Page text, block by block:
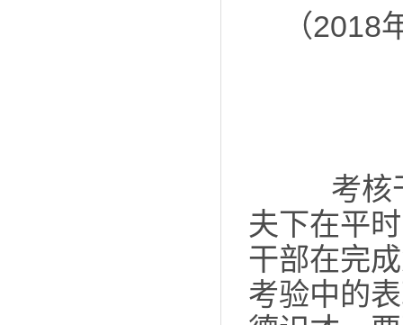
（
考核干
夫下在平
干部在完
考验中的